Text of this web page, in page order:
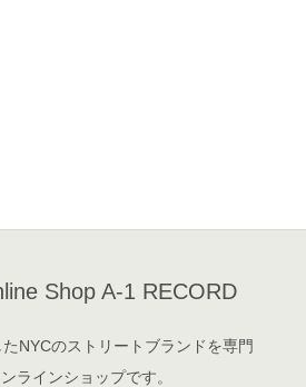
Shop A-1 RECORD
NYCのストリートブランドを専門
ラインショップです。